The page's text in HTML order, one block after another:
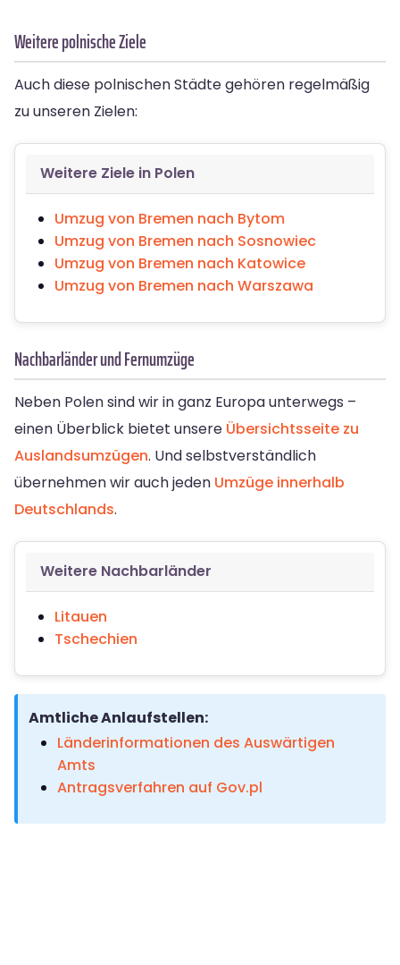
Weitere polnische Ziele
Auch diese polnischen Städte gehören regelmäßig
zu unseren Zielen:
Weitere Ziele in Polen
Umzug von Bremen nach Bytom
Umzug von Bremen nach Sosnowiec
Umzug von Bremen nach Katowice
Umzug von Bremen nach Warszawa
Nachbarländer und Fernumzüge
Neben Polen sind wir in ganz Europa unterwegs –
einen Überblick bietet unsere Übersichtsseite zu
Auslandsumzügen. Und selbstverständlich
übernehmen wir auch jeden Umzüge innerhalb
Deutschlands.
Weitere Nachbarländer
Litauen
Tschechien
Amtliche Anlaufstellen:
Länderinformationen des Auswärtigen
Amts
Antragsverfahren auf Gov.pl